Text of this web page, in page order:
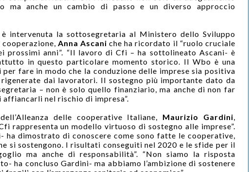
ma anche un cambio di passo e un diverso approccio
è intervenuta la sottosegretaria al Ministero dello Sviluppo
cooperazione, Anna Ascani che ha ricordato il “ruolo cruciale
prossimi anni”. “Il lavoro di Cfi – ha sottolineato Ascani- è
in questo particolare momento storico. Il Wbo è una
fare in modo che la conduzione delle imprese sia positiva
dai lavoratori. Il sostegno più importante dato da
– non è solo quello finanziario, ma anche di non far
nel rischio di impresa”.
delle cooperative Italiane, Maurizio Gardini,
rappresenta un modello virtuoso di sostegno alle imprese”.
ha dimostrato di conoscere come sono fatte le cooperative,
si sostengono. I risultati conseguiti nel 2020 e le sfide per il
ma anche di responsabilità”. “Non siamo la risposta
ha concluso Gardini- ma abbiamo l’ambizione di sostenere